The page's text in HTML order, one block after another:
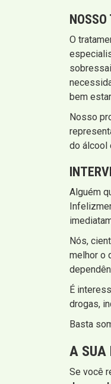
O
bem
Nosso
do álcool
Alguém
Nós,
melhor o
É
drogas,
Basta
A SUA
Se você